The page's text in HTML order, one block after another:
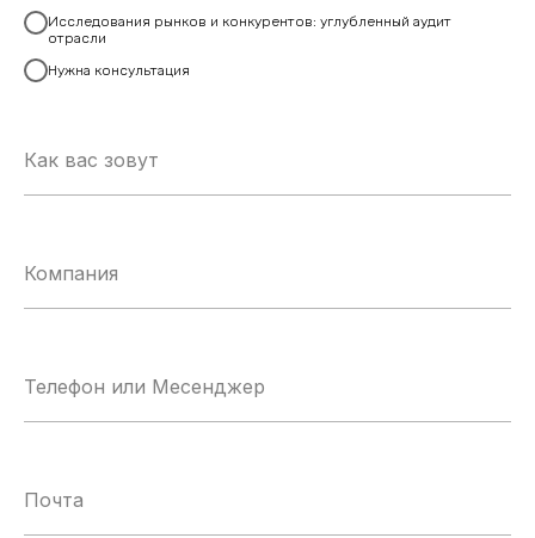
Исследования рынков и конкурентов: углубленный аудит
отрасли
Нужна консультация